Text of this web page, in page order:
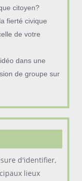
citoyen?
fierté civique
de votre
dans une
de groupe sur
d'identifier,
lieux